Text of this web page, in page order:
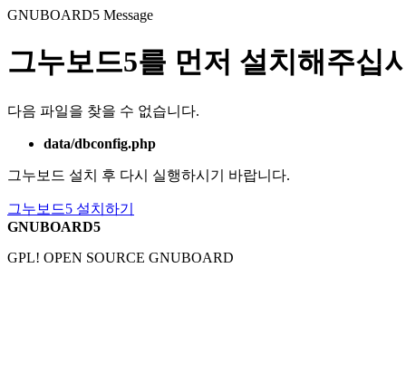
GNUBOARD5 Message
그누보드5를 먼저 설치해주십
다음 파일을 찾을 수 없습니다.
data/dbconfig.php
그누보드 설치 후 다시 실행하시기 바랍니다.
그누보드5 설치하기
GNUBOARD5
GPL! OPEN SOURCE GNUBOARD